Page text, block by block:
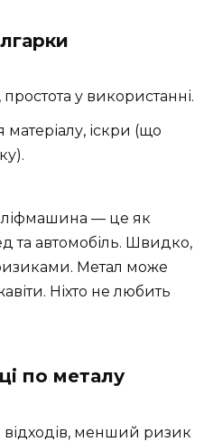
у використанні.
матеріалу, іскри (що
— це як
та автомобіль. Швидко,
Метал може
Ніхто не любить
по металу
відходів, менший ризик